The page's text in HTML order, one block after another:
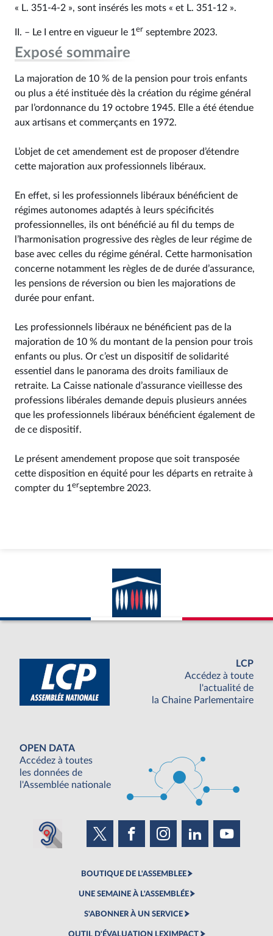
« L. 351‑4‑2 », sont insérés les mots « et L. 351‑12 ».
II. – Le I entre en vigueur le 1 er septembre 2023.
Exposé sommaire
La majoration de 10 % de la pension pour trois enfants
ou plus a été instituée dès la création du régime général
par l’ordonnance du 19 octobre 1945. Elle a été étendue
aux artisans et commerçants en 1972.
L’objet de cet amendement est de proposer d’étendre
cette majoration aux professionnels libéraux.
En effet, si les professionnels libéraux bénéficient de
régimes autonomes adaptés à leurs spécificités
professionnelles, ils ont bénéficié au fil du temps de
l’harmonisation progressive des règles de leur régime de
base avec celles du régime général. Cette harmonisation
concerne notamment les règles de de durée d’assurance,
les pensions de réversion ou bien les majorations de
durée pour enfant.
Les professionnels libéraux ne bénéficient pas de la
majoration de 10 % du montant de la pension pour trois
enfants ou plus. Or c’est un dispositif de solidarité
essentiel dans le panorama des droits familiaux de
retraite. La Caisse nationale d’assurance vieillesse des
professions libérales demande depuis plusieurs années
que les professionnels libéraux bénéficient également de
de ce dispositif.
Le présent amendement propose que soit transposée
cette disposition en équité pour les départs en retraite à
compter du 1 erseptembre 2023.
LCP
Accédez à toute
l'actualité de
la Chaine Parlementaire
OPEN DATA
Accédez à toutes
les données de
l'Assemblée nationale
BOUTIQUE DE L'ASSEMBLEE
UNE SEMAINE À L'ASSEMBLÉE
S'ABONNER À UN SERVICE
OUTIL D'ÉVALUATION LEXIMPACT